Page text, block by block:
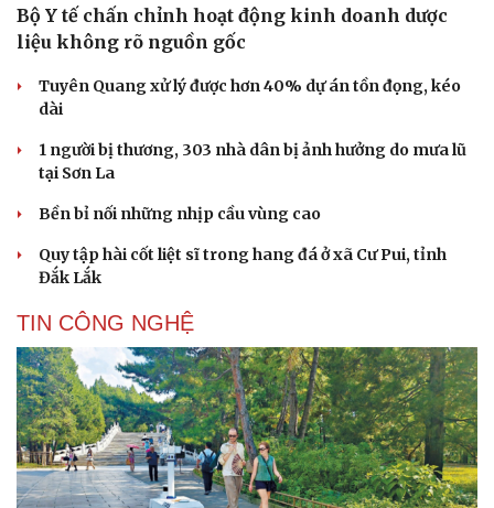
Cải chính
Bộ Y tế chấn chỉnh hoạt động kinh doanh dược
liệu không rõ nguồn gốc
Tuyên Quang xử lý được hơn 40% dự án tồn đọng, kéo
dài
1 người bị thương, 303 nhà dân bị ảnh hưởng do mưa lũ
tại Sơn La
Bền bỉ nối những nhịp cầu vùng cao
Quy tập hài cốt liệt sĩ trong hang đá ở xã Cư Pui, tỉnh
Đắk Lắk
TIN CÔNG NGHỆ